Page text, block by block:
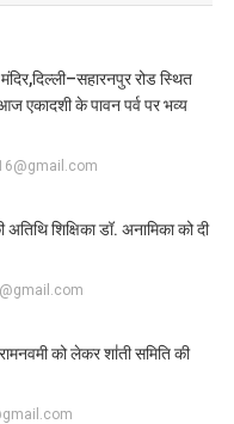
रोड स्थित
एकादशी के पावन पर्व पर भव्य
शिक्षिका डॉ. अनामिका को दी
को लेकर शा॑ती समिति की